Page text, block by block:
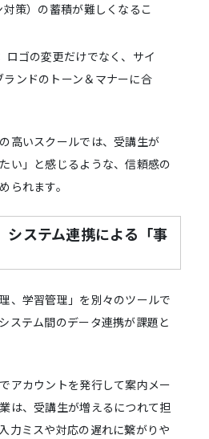
策）の蓄積が難しくなるこ
ロゴの変更だけでなく、サイ
ランドのトーン＆マナーに合
高いスクールでは、受講生が
い」と感じるような、信頼感の
られます。
システム連携による「事
、学習管理」を別々のツールで
ステム間のデータ連携が課題と
アカウントを発行して案内メー
は、受講生が増えるにつれて担
力ミスや対応の遅れに繋がりや